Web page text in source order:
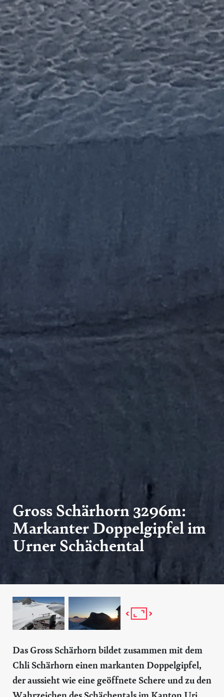
Gross Schärhorn 3296m:
Markanter Doppelgipfel im
Urner Schächental
Das Gross Schärhorn bildet zusammen mit dem
Chli Schärhorn einen markanten Doppelgipfel,
der aussieht wie eine geöffnete Schere und zu den